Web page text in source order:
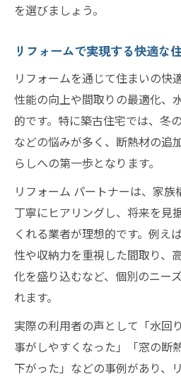
を選びましょう。
リフォームで実現する快適な
リフォームを通じて住まいの快
性能の向上や間取りの最適化、
的です。特に築古住宅では、冬
などの悩みが多く、断熱材の追
らしへの第一歩となります。
リフォーム パートナーは、家
丁寧にヒアリングし、将来を見
くれる業者が理想的です。例え
性や収納力を重視した間取り、
化を盛り込むなど、個別のニー
れます。
実際の利用者の声として「水回
事がしやすくなった」「窓の断
下がった」などの事例があり、